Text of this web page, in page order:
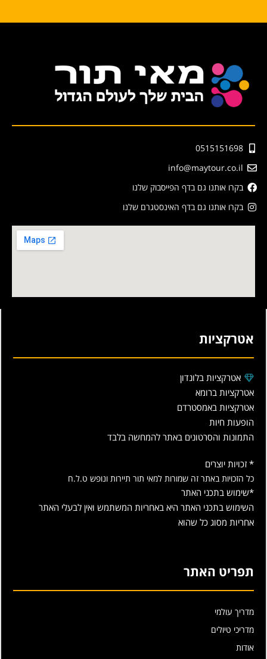
0515151698
info@maytour.co.il
בקרו אותנו גם בדף הפייסבוק שלנו
בקרו אותנו גם בדף האינסטגרם שלנו
אטרקציות
אטרקציות בלונדון
אטרקציות ברומא
אטרקציות באמסטרדם
הופעות חיות
התמונות והסרטונים באתר להמחשה בלבד
* זכויות יוצרים
כל הזכויות באתר זה שמורות למאי תור תיירות ונופש ט.ל.ח
*שימוש בתכני האתר
השימוש בתכני האתר היא באחריות המשתמש ואין לבעלי האתר
אחריות מסוג כל שהוא
תפריט האתר
מדריך עולמי
מדריכי טיולים
אודות